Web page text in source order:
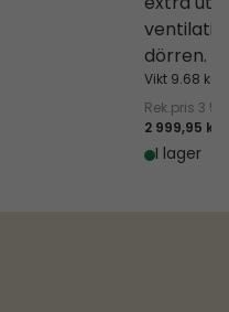
dörren.
Vikt 9.68 kg
Rek.pris 3
2 999,95 kr
I lager